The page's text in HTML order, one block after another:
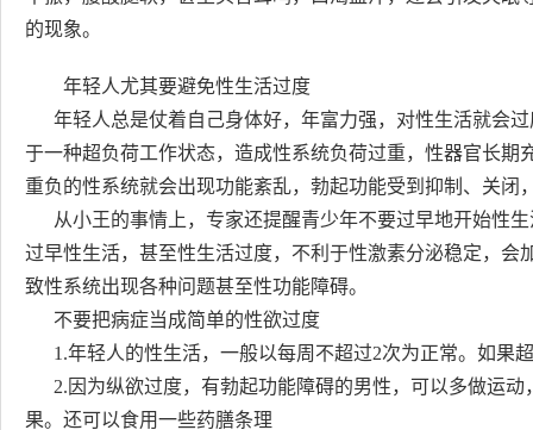
的现象。
年轻人尤其要避免性生活过度
年轻人总是仗着自己身体好，年富力强，对性生活就会
于一种超负荷工作状态，造成性系统负荷过重，性器官长
重负的性系统就会出现功能紊乱，勃起功能受到抑制、关闭
从小王的事情上，专家还提醒青少年不要过早地开始性
过早性生活，甚至性生活过度，不利于性激素分泌稳定，
致性系统出现各种问题甚至性功能障碍。
不要把病症当成简单的性欲过度
1.年轻人的性生活，一般以每周不超过2次为正常。如果
2.因为纵欲过度，有勃起功能障碍的男性，可以多做运动
果。还可以食用一些药膳条理